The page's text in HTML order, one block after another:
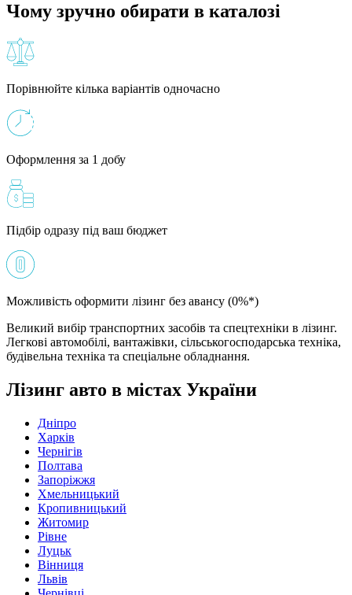
Чому зручно обирати в каталозі
Порівнюйте кілька варіантів одночасно
Оформлення за 1 добу
Підбір одразу під ваш бюджет
Можливість оформити лізинг без авансу (0%*)
Великий вибір транспортних засобів та спецтехніки в лізинг.
Легкові автомобілі, вантажівки, сільськогосподарська техніка,
будівельна техніка та спеціальне обладнання.
Лізинг авто в містах України
Дніпро
Харків
Чернігів
Полтава
Запоріжжя
Хмельницький
Кропивницький
Житомир
Рівне
Луцьк
Вінниця
Львів